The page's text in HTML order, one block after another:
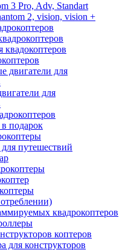
3 Pro, Adv, Standart
2, vision, vision +
двигатели для
для
подарок
путешествий
квадрокоптеров
коптеров
для конструкторов